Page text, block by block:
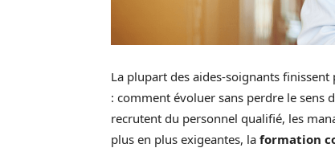
La plupart des aides-soignants
: comment évoluer sans perdre le sens
recrutent du personnel qualifié, les
plus en plus exigeantes, la formation